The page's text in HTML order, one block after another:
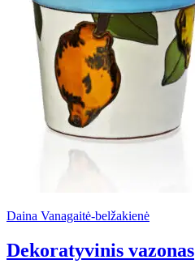
Daina Vanagaitė-belžakienė
Dekoratyvinis vazonas